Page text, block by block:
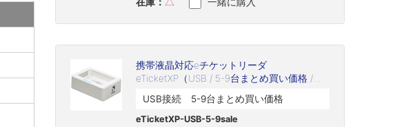
携帯液晶対応eチケットリーダ
eTicketXP（USB / 5-9台まとめ買い価格 /
eTicketXP-USB-5-9sale）
USB接続 5-9台まとめ買い価格
eTicketXP-USB-5-9sale